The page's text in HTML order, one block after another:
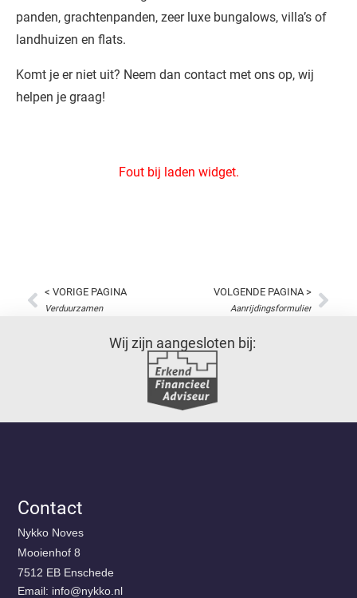
panden, grachtenpanden, zeer luxe bungalows, villa’s of
landhuizen en flats.
Komt je er niet uit? Neem dan contact met ons op, wij
helpen je graag!
Fout bij laden widget.
< VORIGE PAGINA
Verduurzamen
VOLGENDE PAGINA >
Aanrijdingsformulier
Wij zijn aangesloten bij:
Contact
Nykko Noves
Mooienhof 8
7512 EB Enschede
Email:
ln.okkyn
@ofni